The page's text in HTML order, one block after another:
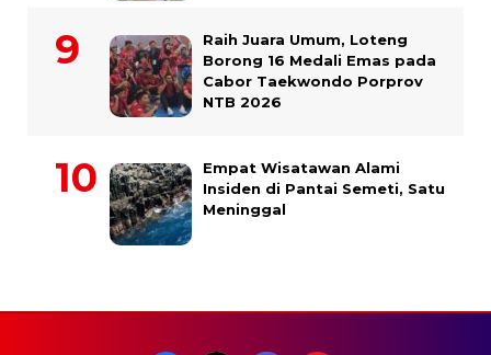
Raih Juara Umum, Loteng
Borong 16 Medali Emas pada
Cabor Taekwondo Porprov
NTB 2026
Empat Wisatawan Alami
Insiden di Pantai Semeti, Satu
Meninggal